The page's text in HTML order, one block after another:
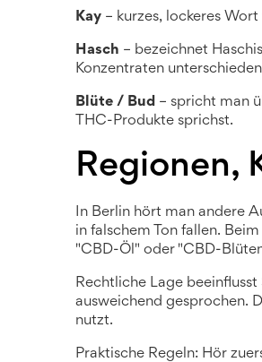
Kay – kurzes, lockeres
Hasch – bezeichnet
Konzentraten
Blüte / Bud – spricht man
THC-Produkte sprichst.
Regionen,
In Berlin hört man andere
in falschem Ton fallen.
"CBD-Öl" oder "CBD-
Rechtliche Lage
ausweichend gesprochen.
nutzt.
Praktische Regeln: Hör